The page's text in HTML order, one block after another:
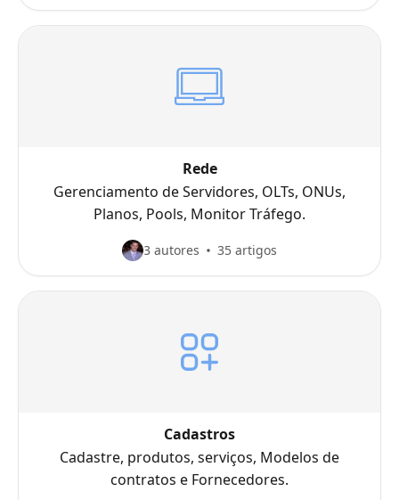
fiscais aplicáveis a provedores de internet.
Rede
Gerenciamento de Servidores, OLTs, ONUs,
Planos, Pools, Monitor Tráfego.
3 autores 35 artigos
Cadastros
Cadastre, produtos, serviços, Modelos de
contratos e Fornecedores.